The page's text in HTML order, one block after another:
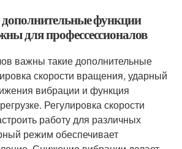
функции
для профессессионалов
важны такие дополнительные
скорости вращения, ударный
вибрации и функция
Регулировка скорости
работу для различных
режим обеспечивает